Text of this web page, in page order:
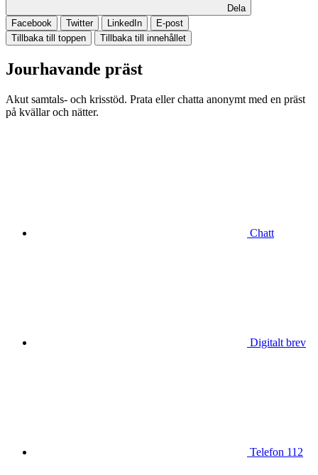
Dela
Facebook
Twitter LinkedIn
E-post
Tillbaka till toppen
Tillbaka till innehållet
Jourhavande präst
Akut samtals- och krisstöd. Prata eller chatta anonymt med en präst
på kvällar och nätter.
Chatt
Digitalt brev
Telefon 112